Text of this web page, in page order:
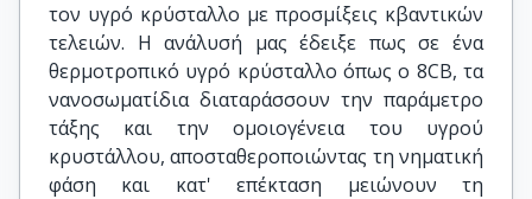
τον υγρό κρύσταλλο με προσμίξεις κβαντικών
τελειών. Η ανάλυσή μας έδειξε πως σε ένα
θερμοτροπικό υγρό κρύσταλλο όπως ο 8CB, τα
νανοσωματίδια διαταράσσουν την παράμετρο
τάξης και την ομοιογένεια του υγρού
κρυστάλλου, αποσταθεροποιώντας τη νηματική
φάση και κατ' επέκταση μειώνουν τη